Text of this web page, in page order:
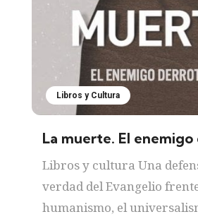
Libros y Cultura
La muerte. El
Libros y cultura Una
verdad del Evangelio
humanismo, el